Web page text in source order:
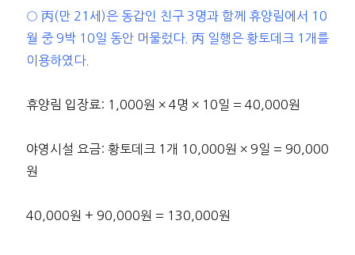
○ 丙(만 21세)은 동갑인 친구 3명과 함께 휴양림에서 10
월 중 9박 10일 동안 머물렀다. 丙 일행은 황토데크 1개를
이용하였다.
휴양림 입장료: 1,000원 × 4명 × 10일 = 40,000원
야영시설 요금: 황토데크 1개 10,000원 × 9일 = 90,000
원
40,000원 + 90,000원 = 130,000원